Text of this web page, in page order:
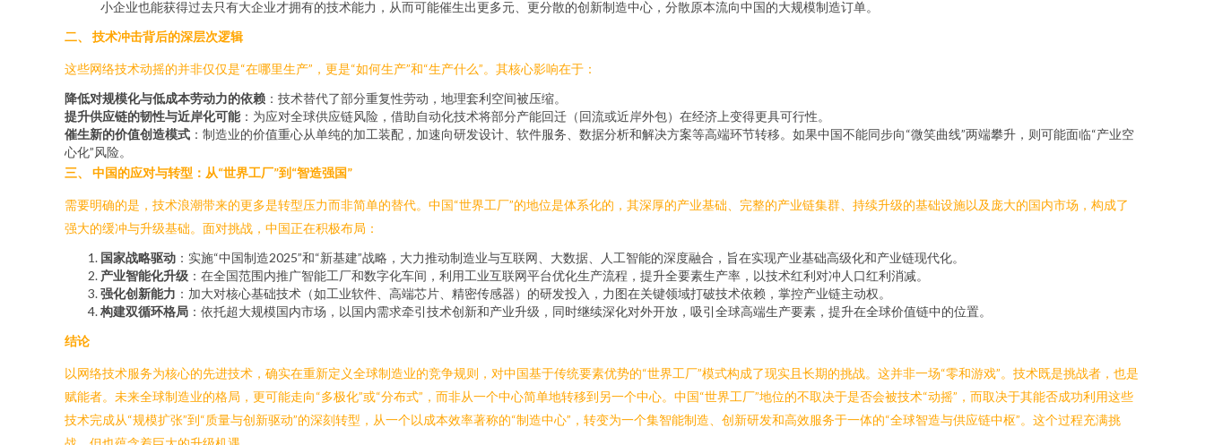
小企业也能获得过去只有大企业才拥有的技术能力，从而可能催生出更多元、更分散的创新制造中心，分散原本流向中国的大规模制造订单。
二、 技术冲击背后的深层次逻辑
这些网络技术动摇的并非仅仅是“在哪里生产”，更是“如何生产”和“生产什么”。其核心影响在于：
降低对规模化与低成本劳动力的依赖 ：技术替代了部分重复性劳动，地理套利空间被压缩。
提升供应链的韧性与近岸化可能：为应对全球供应链风险，借助自动化技术将部分产能回迁（回流或近岸外包）在经济上变得更具可行性。
催生新的价值创造模式 ：制造业的价值重心从单纯的加工装配，加速向研发设计、软件服务、数据分析和解决方案等高端环节转移。如果中国不能同步向“微笑曲线”两端攀升，则可能面临“产业空
心化”风险。
三、 中国的应对与转型：从“世界工厂”到“智造强国”
需要明确的是，技术浪潮带来的更多是转型压力而非简单的替代。中国“世界工厂”的地位是体系化的，其深厚的产业基础、完整的产业链集群、持续升级的基础设施以及庞大的国内市场，构成了
强大的缓冲与升级基础。面对挑战，中国正在积极布局：
国家战略驱动 ：实施“中国制造2025”和“新基建”战略，大力推动制造业与互联网、大数据、人工智能的深度融合，旨在实现产业基础高级化和产业链现代化。
产业智能化升级 ：在全国范围内推广智能工厂和数字化车间，利用工业互联网平台优化生产流程，提升全要素生产率，以技术红利对冲人口红利消减。
强化创新能力 ：加大对核心基础技术（如工业软件、高端芯片、精密传感器）的研发投入，力图在关键领域打破技术依赖，掌控产业链主动权。
构建双循环格局 ：依托超大规模国内市场，以国内需求牵引技术创新和产业升级，同时继续深化对外开放，吸引全球高端生产要素，提升在全球价值链中的位置。
结论
以网络技术服务为核心的先进技术，确实在重新定义全球制造业的竞争规则，对中国基于传统要素优势的“世界工厂”模式构成了现实且长期的挑战。这并非一场“零和游戏”。技术既是挑战者，也是
赋能者。未来全球制造业的格局，更可能走向“多极化”或“分布式”，而非从一个中心简单地转移到另一个中心。中国“世界工厂”地位的不取决于是否会被技术“动摇”，而取决于其能否成功利用这些
技术完成从“规模扩张”到“质量与创新驱动”的深刻转型，从一个以成本效率著称的“制造中心”，转变为一个集智能制造、创新研发和高效服务于一体的“全球智造与供应链中枢”。这个过程充满挑